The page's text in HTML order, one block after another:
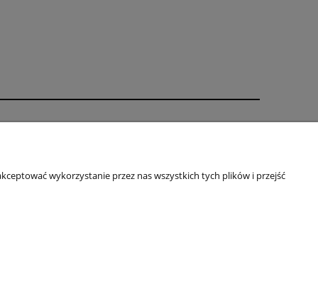
Indywidualny projekt
wykorzystanie przez nas wszystkich tych plików i przejść